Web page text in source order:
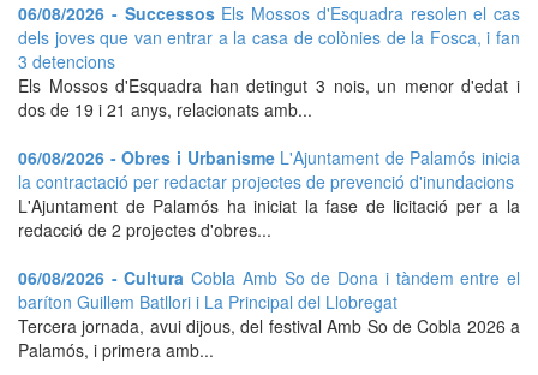
06/08/2026 - Successos Els Mossos d'Esquadra resolen el cas
dels joves que van entrar a la casa de colònies de la Fosca, i fan
3 detencions
Els Mossos d'Esquadra han detingut 3 nois, un menor d'edat i
dos de 19 i 21 anys, relacionats amb...
06/08/2026 - Obres i Urbanisme L'Ajuntament de Palamós inicia
la contractació per redactar projectes de prevenció d'inundacions
L'Ajuntament de Palamós ha iniciat la fase de licitació per a la
redacció de 2 projectes d'obres...
06/08/2026 - CulturaCobla Amb So de Dona i tàndem entre el
baríton Guillem Batllori i La Principal del Llobregat
Tercera jornada, avui dijous, del festival Amb So de Cobla 2026 a
Palamós, i primera amb...